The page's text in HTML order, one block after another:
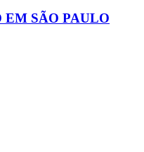
EM SÃO PAULO